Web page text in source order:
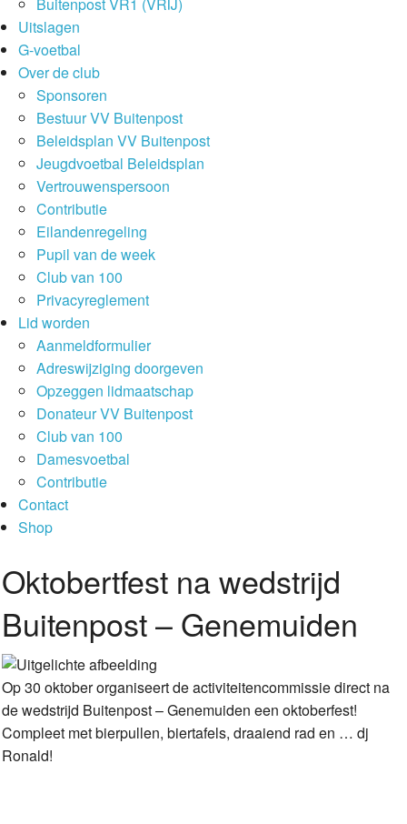
Uitslagen
G-voetbal
Over de club
Sponsoren
Bestuur VV Buitenpost
Beleidsplan VV Buitenpost
Jeugdvoetbal Beleidsplan
Vertrouwenspersoon
Contributie
Eilandenregeling
Pupil van de week
Club van 100
Privacyreglement
Lid worden
Aanmeldformulier
Adreswijziging doorgeven
Opzeggen lidmaatschap
Donateur VV Buitenpost
Club van 100
Damesvoetbal
Contributie
Contact
Shop
Oktobertfest na wedstrijd
Buitenpost – Genemuiden
Op 30 oktober organiseert de activiteitencommissie direct na
de wedstrijd Buitenpost – Genemuiden een oktoberfest!
Compleet met bierpullen, biertafels, draaiend rad en … dj
Ronald!